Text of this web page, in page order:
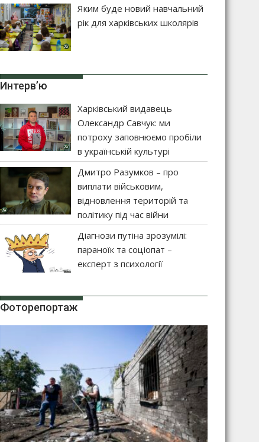
Яким буде новий навчальний
рік для харківських школярів
Интерв’ю
Харківський видавець
Олександр Савчук: ми
потроху заповнюємо пробіли
в українській культурі
Дмитро Разумков – про
виплати військовим,
відновлення територій та
політику під час війни
Діагнози путіна зрозумілі:
параноїк та соціопат –
експерт з психології
Фоторепортаж